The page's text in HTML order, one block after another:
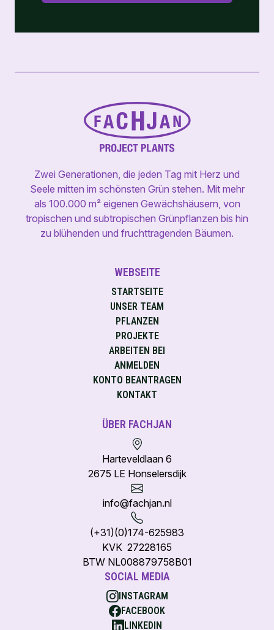
Zwei Generationen, die jeden Tag mit Herz und
Seele mitten im schönsten Grün stehen. Mit mehr
als 100.000 m² eigenen Gewächshäusern, von
tropischen und subtropischen Grünpflanzen bis hin
zu blühenden und fruchttragenden Bäumen.
WEBSEITE
STARTSEITE
UNSER TEAM
PFLANZEN
PROJEKTE
ARBEITEN BEI
ANMELDEN
KONTO BEANTRAGEN
KONTAKT
ÜBER FACHJAN
Harteveldlaan 6
2675 LE Honselersdijk
info@fachjan.nl
(+31)(0)174-625983
KVK 27228165
BTW NL008879758B01
SOCIAL MEDIA
INSTAGRAM
FACEBOOK
LINKEDIN